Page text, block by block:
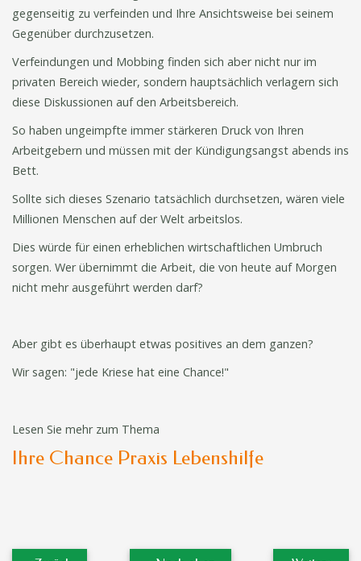
gegenseitig zu verfeinden und Ihre Ansichtsweise bei seinem
Gegenüber durchzusetzen.
Verfeindungen und Mobbing finden sich aber nicht nur im
privaten Bereich wieder, sondern hauptsächlich verlagern sich
diese Diskussionen auf den Arbeitsbereich.
So haben ungeimpfte immer stärkeren Druck von Ihren
Arbeitgebern und müssen mit der Kündigungsangst abends ins
Bett.
Sollte sich dieses Szenario tatsächlich durchsetzen, wären viele
Millionen Menschen auf der Welt arbeitslos.
Dies würde für einen erheblichen wirtschaftlichen Umbruch
sorgen. Wer übernimmt die Arbeit, die von heute auf Morgen
nicht mehr ausgeführt werden darf?
Aber gibt es überhaupt etwas positives an dem ganzen?
Wir sagen: "jede Kriese hat eine Chance!"
Lesen Sie mehr zum Thema
Ihre Chance Praxis Lebenshilfe